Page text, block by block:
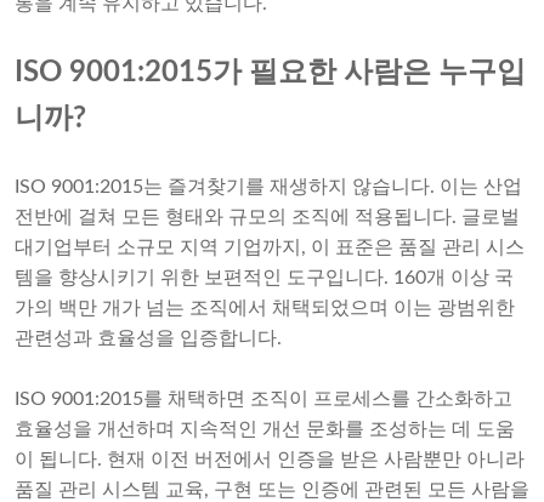
ISO 9001:2015가 필요한 사람은 누구입
니까?
ISO 9001:2015는 즐겨찾기를 재생하지 않습니다. 이는 산업
전반에 걸쳐 모든 형태와 규모의 조직에 적용됩니다. 글로벌
대기업부터 소규모 지역 기업까지, 이 표준은 품질 관리 시스
템을 향상시키기 위한 보편적인 도구입니다. 160개 이상 국
가의 백만 개가 넘는 조직에서 채택되었으며 이는 광범위한
관련성과 효율성을 입증합니다.
ISO 9001:2015를 채택하면 조직이 프로세스를 간소화하고
효율성을 개선하며 지속적인 개선 문화를 조성하는 데 도움
이 됩니다. 현재 이전 버전에서 인증을 받은 사람뿐만 아니라
품질 관리 시스템 교육, 구현 또는 인증에 관련된 모든 사람을